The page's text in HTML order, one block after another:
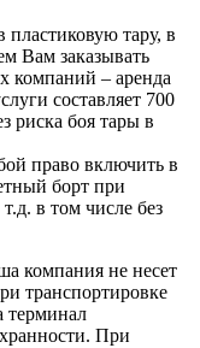
тару, в
Вам заказывать
компаний – аренда
составляет 700
риска боя тары в
право включить в
борт при
в том числе без
компания не несет
транспортировке
терминал
При